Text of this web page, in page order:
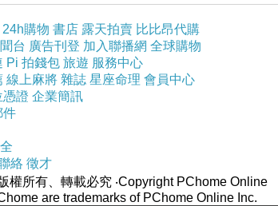
樂園~狂飆幽浮~挑戰您的膽量極限!連續
24h購物 書店 露天拍賣 比比昂代購
台 廣告刊登 加入聯播網 全球購物
Pi 拍錢包 旅遊 服務中心
線上麻將 雜誌 星座命理 會員中心
憑證 企業簡訊
件
絡 徵才
權所有、轉載必究 ‧Copyright PChome Online
are trademarks of PChome Online Inc.